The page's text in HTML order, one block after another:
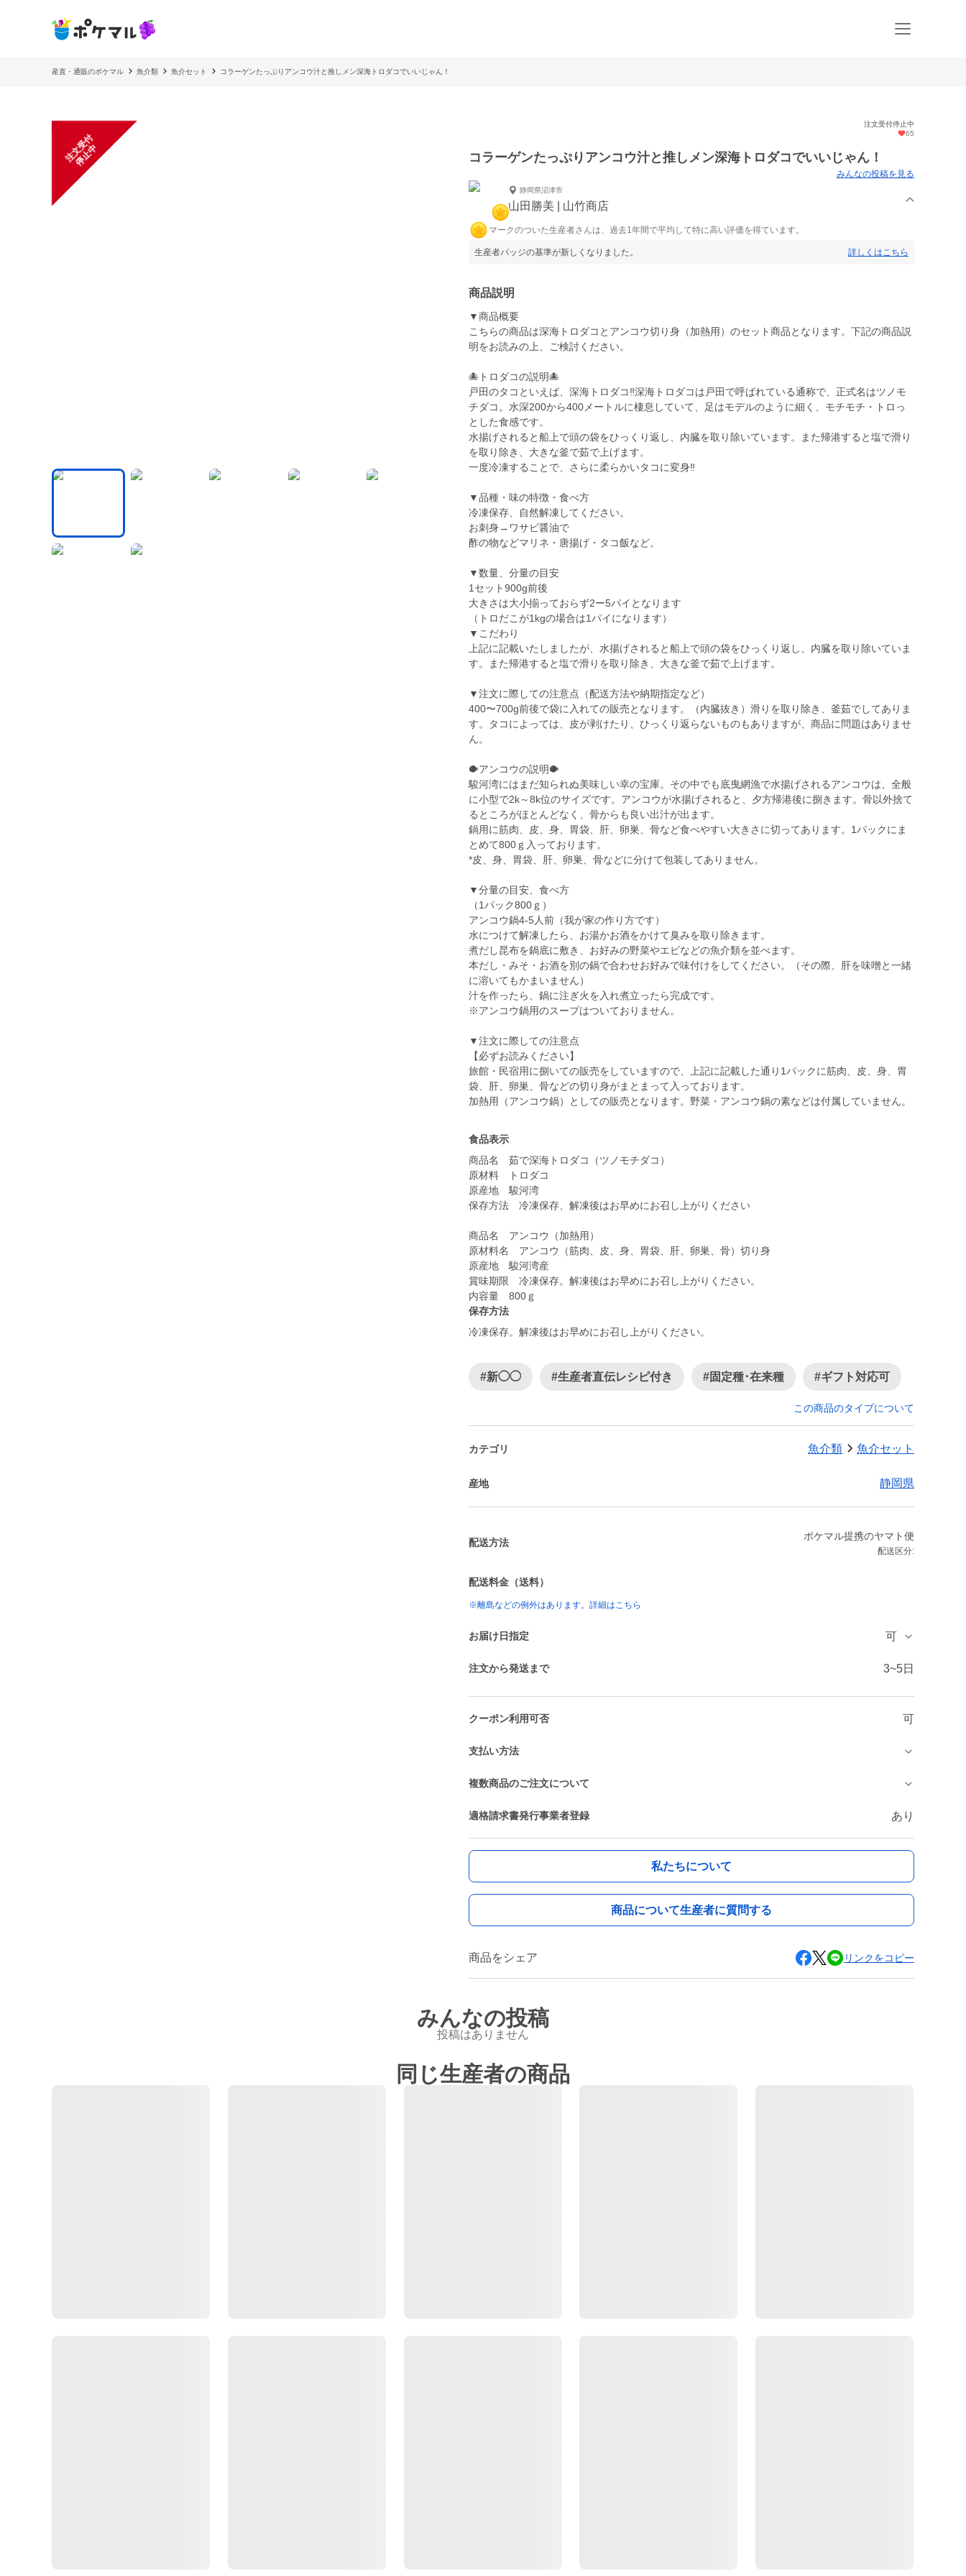
産直・通販のポケマル 魚介類 魚介セット コラーゲンたっぷりアンコウ汁と推しメン深海トロダコでいいじゃん！
注
文
受
付
停
止
中
注文受付停止中
65
コラーゲンたっぷりアンコウ汁と推しメン深海トロダコでいいじゃん！
みんなの投稿を見る
静岡県沼津市
山田勝美 | 山竹商店
マークのついた生産者さんは、過去1年間で平均して特に高い評価を得ています。
生産者バッジの基準が新しくなりました。 詳しくはこちら
商品説明
▼商品概要
こちらの商品は深海トロダコとアンコウ切り身（加熱用）のセット商品となります。下記の商品説
明をお読みの上、ご検討ください。
🐙トロダコの説明🐙
戸田のタコといえば、深海トロダコ‼️深海トロダコは戸田で呼ばれている通称で、正式名はツノモ
チダコ。水深200から400メートルに棲息していて、足はモデルのように細く、モチモチ・トロっ
とした食感です。
水揚げされると船上で頭の袋をひっくり返し、内臓を取り除いています。また帰港すると塩で滑り
を取り除き、大きな釜で茹で上げます。
一度冷凍することで、さらに柔らかいタコに変身‼️
▼品種・味の特徴・食べ方
冷凍保存、自然解凍してください。
お刺身→ワサビ醤油で
酢の物などマリネ・唐揚げ・タコ飯など。
▼数量、分量の目安
1セット900g前後
大きさは大小揃っておらず2ー5パイとなります
（トロだこが1kgの場合は1パイになります）
▼こだわり
上記に記載いたしましたが、水揚げされると船上で頭の袋をひっくり返し、内臓を取り除いていま
す。また帰港すると塩で滑りを取り除き、大きな釜で茹で上げます。
▼注文に際しての注意点（配送方法や納期指定など）
400〜700g前後で袋に入れての販売となります。（内臓抜き）滑りを取り除き、釜茹でしてありま
す。タコによっては、皮が剥けたり、ひっくり返らないものもありますが、商品に問題はありませ
ん。
🐡アンコウの説明🐡
駿河湾にはまだ知られぬ美味しい幸の宝庫。その中でも底曳網漁で水揚げされるアンコウは、全般
に小型で2k～8k位のサイズです。アンコウが水揚げされると、夕方帰港後に捌きます。骨以外捨て
るところがほとんどなく、骨からも良い出汁が出ます。
鍋用に筋肉、皮、身、胃袋、肝、卵巣、骨など食べやすい大きさに切ってあります。1パックにま
とめて800ｇ入っております。
*皮、身、胃袋、肝、卵巣、骨などに分けて包装してありません。
▼分量の目安、食べ方
（1パック800ｇ）
アンコウ鍋4-5人前（我が家の作り方です）
水につけて解凍したら、お湯かお酒をかけて臭みを取り除きます。
煮だし昆布を鍋底に敷き、お好みの野菜やエビなどの魚介類を並べます。
本だし・みそ・お酒を別の鍋で合わせお好みで味付けをしてください。（その際、肝を味噌と一緒
に溶いてもかまいません）
汁を作ったら、鍋に注ぎ火を入れ煮立ったら完成です。
※アンコウ鍋用のスープはついておりません。
▼注文に際しての注意点
【必ずお読みください】
旅館・民宿用に捌いての販売をしていますので、上記に記載した通り1パックに筋肉、皮、身、胃
袋、肝、卵巣、骨などの切り身がまとまって入っております。
加熱用（アンコウ鍋）としての販売となります。野菜・アンコウ鍋の素などは付属していません。
食品表示
商品名 茹で深海トロダコ（ツノモチダコ）
原材料 トロダコ
原産地 駿河湾
保存方法 冷凍保存、解凍後はお早めにお召し上がりください
商品名 アンコウ（加熱用）
原材料名 アンコウ（筋肉、皮、身、胃袋、肝、卵巣、骨）切り身
原産地 駿河湾産
賞味期限 冷凍保存。解凍後はお早めにお召し上がりください。
内容量 800ｇ
保存方法
冷凍保存。解凍後はお早めにお召し上がりください。
#新◯◯ #生産者直伝レシピ付き #固定種･在来種 #ギフト対応可
この商品のタイプについて
カテゴリ 魚介類 魚介セット
産地 静岡県
配送方法
ポケマル提携のヤマト便
配送区分:
配送料金（送料）
※離島などの例外はあります。詳細はこちら
お届け日指定 可
注文から発送まで 3~5日
クーポン利用可否 可
支払い方法
複数商品のご注文について
適格請求書発行事業者登録 あり
私たちについて
商品について生産者に質問する
商品をシェア リンクをコピー
みんなの投稿
投稿はありません
同じ生産者の商品